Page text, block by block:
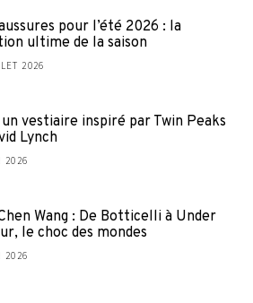
pour l’été 2026 : la
ultime de la saison
2026
un vestiaire inspiré par Twin Peaks
Lynch
2026
Wang : De Botticelli à Under
le choc des mondes
2026